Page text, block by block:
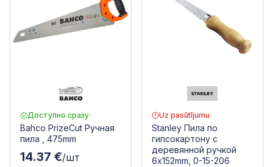
Доступно сразу
Bahco PrizeCut Ручная
пила , 475mm
14.37 €/шт
Uz pasūtījumu
Stanley Пила по
гипсокартону с
деревянной ручкой
6x152mm, 0-15-206